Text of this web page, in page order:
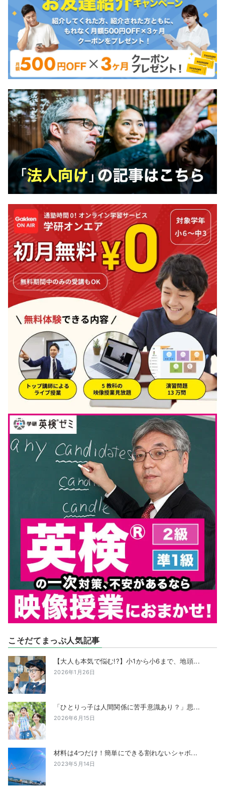
こそだてまっぷ人気記事
【大人も本気で悩む!?】小1から小6まで、地頭...
2026年1月26日
「ひとりっ子は人間関係に苦手意識あり？」思...
2026年6月15日
材料は4つだけ！簡単にできる割れないシャボ...
2023年5月14日